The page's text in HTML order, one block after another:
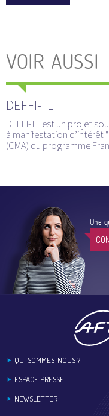
VOIR AUSSI
DEFFI-TL
DEFFI-TL est un projet
à manifestation d’intérêt
(CMA) du programme
Une
QUI SOMMES-NOUS ?
ESPACE PRESSE
NEWSLETTER